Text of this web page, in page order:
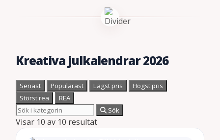
Kreativa julkalendrar 2026
Senast Populärast Lägst pris
Högst pris
Störst rea
REA
Sök
Visar 10 av 10 resultat